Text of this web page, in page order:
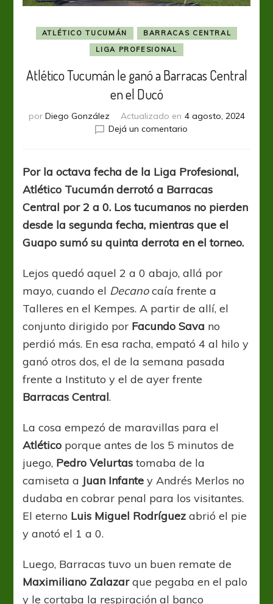
ATLÉTICO TUCUMÁN
BARRACAS CENTRAL
LIGA PROFESIONAL
Atlético Tucumán le ganó a Barracas Central
en el Ducó
por Diego González Actualizado en 4 agosto, 2024
Dejá un comentarioen
ganó
a
Barracas
en
el
Por la octava fecha de la Liga Profesional,
Atlético Tucumán derrotó a Barracas
Central por 2 a 0. Los tucumanos no pierden
desde la segunda fecha, mientras que el
Guapo sumó su quinta derrota en el torneo.
Lejos quedó aquel 2 a 0 abajo, allá por
mayo, cuando el Decanocaía frente a
Talleres en el Kempes. A partir de allí, el
conjunto dirigido por Facundo Sava no
perdió más. En esa racha, empató 4 al hilo y
ganó otros dos, el de la semana pasada
frente a Instituto y el de ayer frente
Barracas Central.
La cosa empezó de maravillas para el
Atlético porque antes de los 5 minutos de
juego, Pedro Velurtas tomaba de la
camiseta a Juan Infante y Andrés Merlos no
dudaba en cobrar penal para los visitantes.
El eterno Luis Miguel Rodríguez abrió el pie
y anotó el 1 a 0.
Luego, Barracas tuvo un buen remate de
Maximiliano Zalazarque pegaba en el palo
y le cortaba la respiración al banco